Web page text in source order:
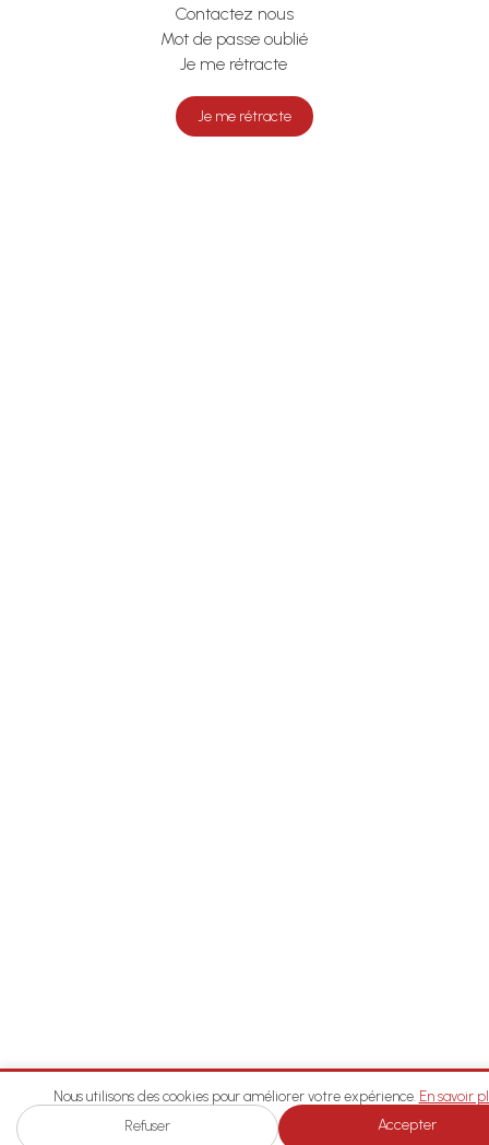
Contactez nous
Mot de passe oublié
Je me rétracte
Je me rétracte
Nous utilisons des cookies pour améliorer votre expérience. En savoir
Refuser Accepter